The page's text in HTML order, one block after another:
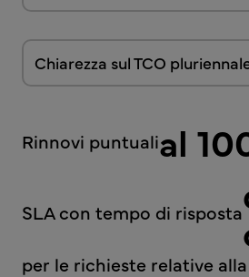
Chiarezza sul TCO
Rinnovi puntualial
SLA con tempo di risposta
per le richieste relative